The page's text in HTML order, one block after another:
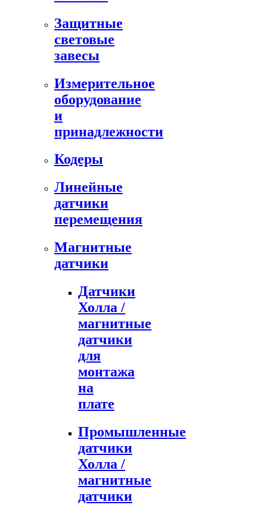
Защитные
световые
завесы
Измерительное
оборудование
и
принадлежности
Кодеры
Линейные
датчики
перемещения
Магнитные
датчики
Датчики
Холла /
магнитные
датчики
для
монтажа
на
плате
Промышленные
датчики
Холла /
магнитные
датчики